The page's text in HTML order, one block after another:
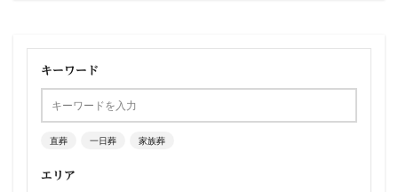
キーワード
直葬 一日葬 家族葬
エリア